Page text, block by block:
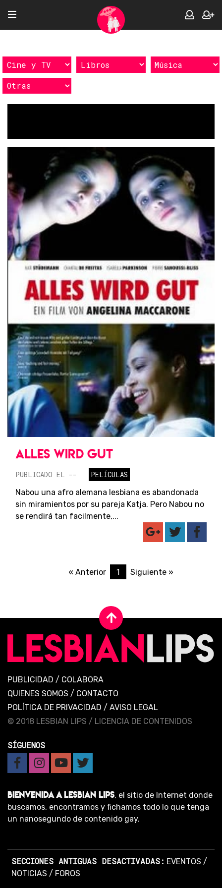
ALLES WIRD GUT
PUBLICADO EL --
PELÍCULAS
Nabou una afro alemana lesbiana es abandonada
sin miramientos por su pareja Katja. Pero Nabou no
se rendirá tan facilmente,...
« Anterior 1 Siguiente »
PUBLICIDAD / COLABORA
QUIENES SOMOS / CONTACTO
POLÍTICA DE PRIVACIDAD / AVISO LEGAL
© 2018 LESBIAN LIPS / LICENCIA DE CONTENIDOS
SÍGUENOS
BIENVENIDA A LESBIAN LIPS, el sitio de Internet donde
buscamos, encontramos y fichamos todo lo que tenga
un nanosegundo de contenido gay.
SECCIONES ANTIGUAS DESACTIVADAS: EVENTOS /
NOTICIAS / FOROS